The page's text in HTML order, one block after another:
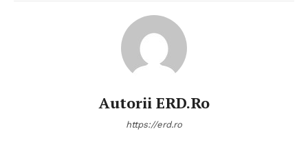
Autorii ERD.ro
https://erd.ro